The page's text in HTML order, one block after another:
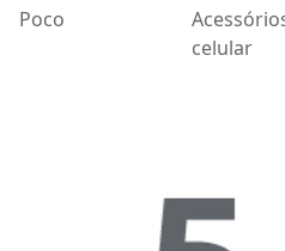
Poco
celular